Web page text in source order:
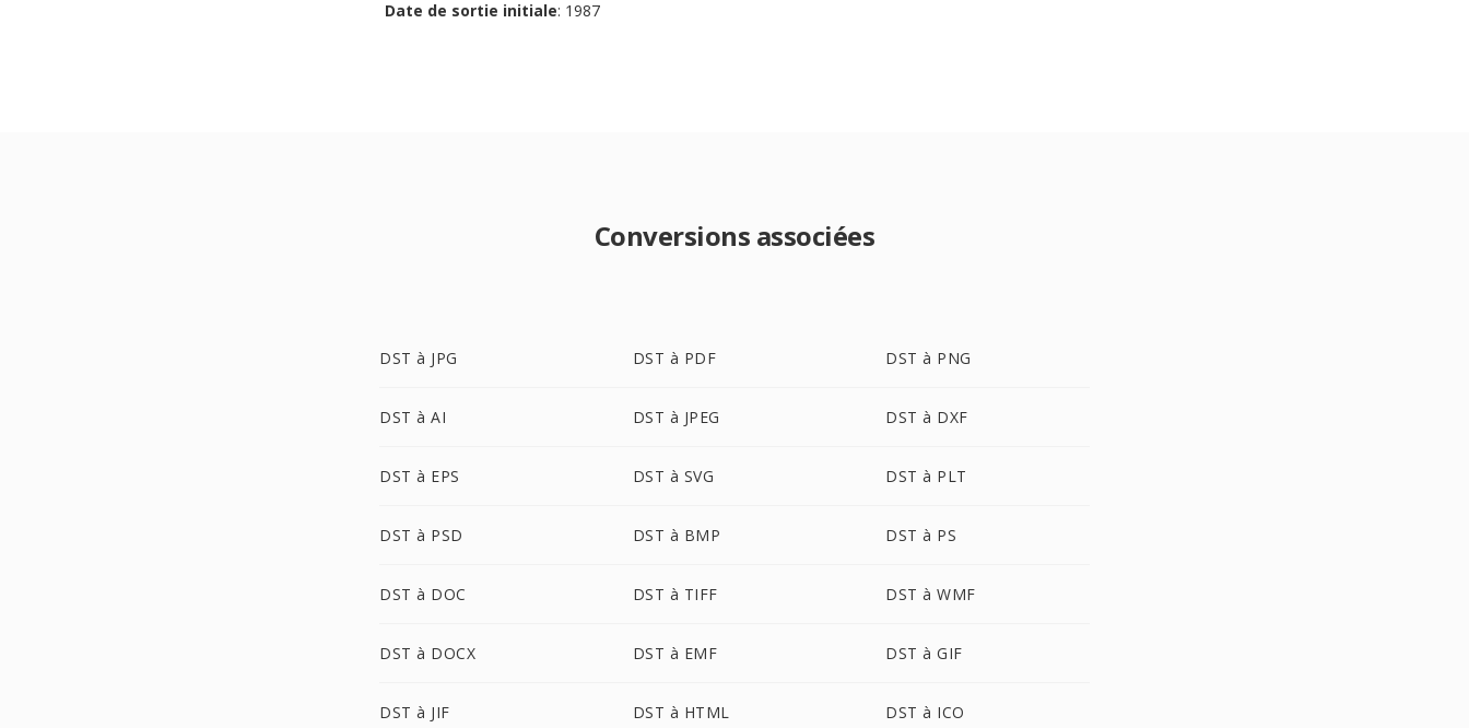
Date de sortie initiale: 1987
Conversions associées
DST à JPG DST à PDF DST à PNG
DST à AI DST à JPEG DST à DXF
DST à EPS DST à SVG DST à PLT
DST à PSD DST à BMP DST à PS
DST à DOC DST à TIFF DST à WMF
DST à DOCX DST à EMF DST à GIF
DST à JIF DST à HTML DST à ICO